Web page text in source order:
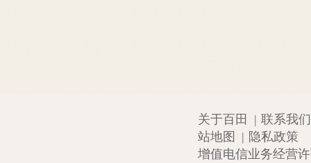
关于百田 | 联系我们
站地图
| 隐私政策
增值电信业务经营